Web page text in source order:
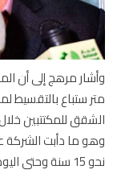
للمكتتبين خلال
ما دأبت الشركة